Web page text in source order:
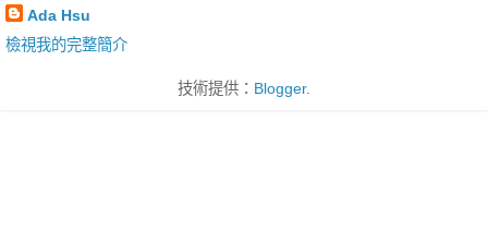
Ada Hsu
檢視我的完整簡介
技術提供： Blogger.